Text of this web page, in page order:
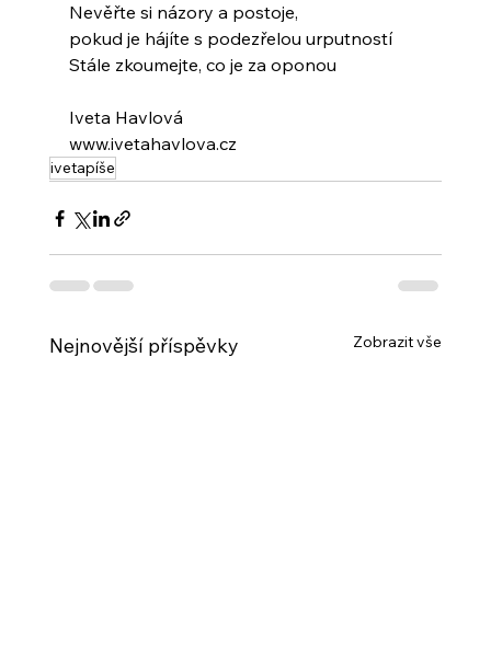
Nevěřte si názory a postoje,
pokud je hájíte s podezřelou urputností
Stále zkoumejte, co je za oponou
Iveta Havlová
www.ivetahavlova.cz
ivetapíše
Nejnovější příspěvky Zobrazit vše